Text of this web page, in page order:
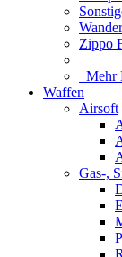
Zippo
Mehr
Waffen
Airsoft
Gas-,